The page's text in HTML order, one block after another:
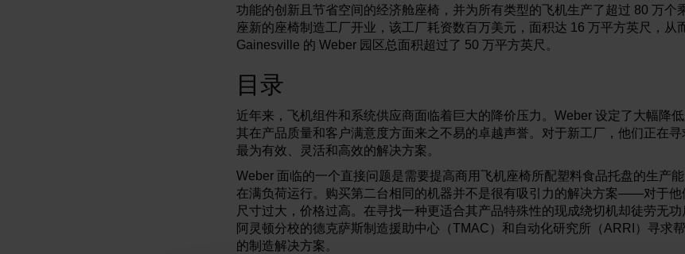
功能的创新且节省空间的经济舱座椅，并为所有类型的飞机生产了超过 80 万个
座新的座椅制造工厂开业，该工厂耗资数百万美元，面积达 16 万平方英尺，从
Gainesville 的 Weber 园区总面积超过了 50 万平方英尺。
目录
近年来，飞机组件和系统供应商面临着巨大的降价压力。Weber 设定了大幅降
其在产品质量和客户满意度方面来之不易的卓越声誉。对于新工厂，他们正在
最为有效、灵活和高效的解决方案。
Weber 面临的一个直接问题是需要提高商用飞机座椅所配塑料食品托盘的生产
在满负荷运行。购买第二台相同的机器并不是很有吸引力的解决方案——对于他
尺寸过大，价格过高。在寻找一种更适合其产品特殊性的现成绕切机却徒劳无
阿灵顿分校的德克萨斯制造援助中心（TMAC）和自动化研究所（ARRI）寻求
的制造解决方案。